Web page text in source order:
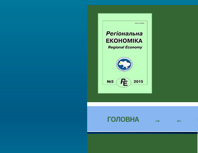
ГОЛОВНА → ←